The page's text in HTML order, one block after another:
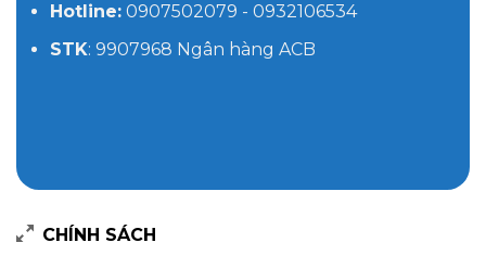
Hotline:0907502079 - 0932106534
STK: 9907968 Ngân hàng ACB
CHÍNH SÁCH